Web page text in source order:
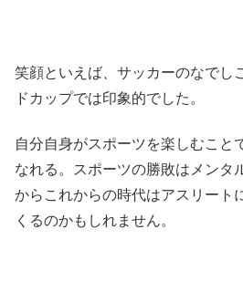
笑顔といえば、サッカーのなでし
ドカップでは印象的でした。
自分自身がスポーツを楽しむこと
なれる。スポーツの勝敗はメンタ
からこれからの時代はアスリート
くるのかもしれません。